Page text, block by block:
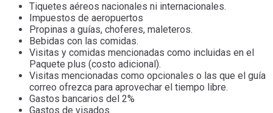
Tiquetes aéreos nacionales ni internacionales.
Impuestos de aeropuertos
Propinas a guías, choferes, maleteros.
Bebidas con las comidas.
Visitas y comidas mencionadas como incluidas en el
Paquete plus (costo adicional).
Visitas mencionadas como opcionales o las que el guía
correo ofrezca para aprovechar el tiempo libre.
Gastos bancarios del 2%
Gastos de visados.